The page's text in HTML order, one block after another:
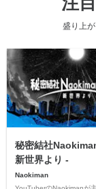
盛り上
秘密結社
新世界より -
Naokiman